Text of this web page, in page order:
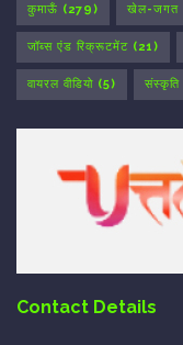
कुमाऊँ (279) खेल-जगत
जॉब्स एंड रिक्रूटमेंट (21)
वायरल वीडियो (5) संस्कृति
Contact Details